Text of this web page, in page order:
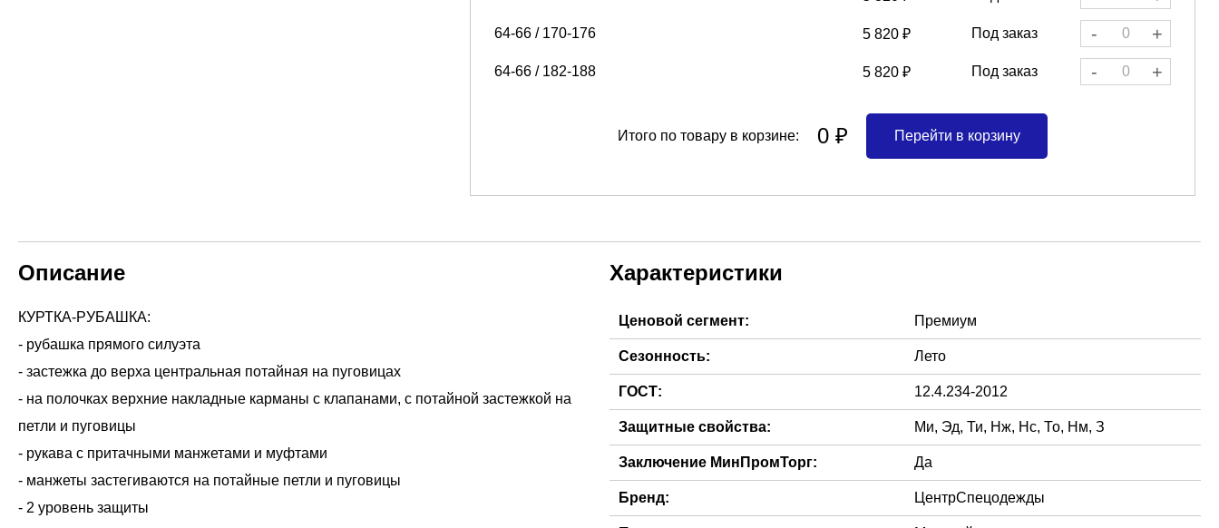
64-66 / 170-176 5 820 ₽ Под заказ - +
64-66 / 182-188 5 820 ₽ Под заказ - +
Итого по товару в корзине: 0 ₽ Перейти в корзину
Описание
КУРТКА-РУБАШКА:
- рубашка прямого силуэта
- застежка до верха центральная потайная на пуговицах
- на полочках верхние накладные карманы с клапанами, с потайной застежкой на
петли и пуговицы
- рукава с притачными манжетами и муфтами
- манжеты застегиваются на потайные петли и пуговицы
- 2 уровень защиты
Характеристики
Ценовой сегмент: Премиум
Сезонность: Лето
ГОСТ: 12.4.234-2012
Защитные свойства: Ми, Эд, Ти, Нж, Нс, То, Нм, З
Заключение МинПромТорг: Да
Бренд: ЦентрСпецодежды